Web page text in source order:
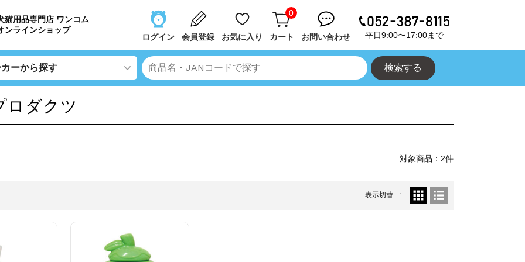
猫用品専門店 ワンコム
ンラインショップ
ログイン 会員登録 お気に入り
0
カート お問い合わせ 平日9:00〜17:00まで
ロダクツ
対象商品：2件
表示切替